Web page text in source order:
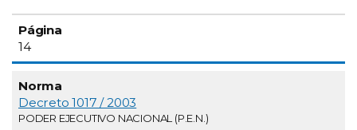
14
Decreto 1017 / 2003
PODER EJECUTIVO NACIONAL (P.E.N.)